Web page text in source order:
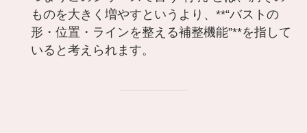
ものを大きく増やすというより、**“バストの
形・位置・ラインを整える補整機能”**を指して
いると考えられます。